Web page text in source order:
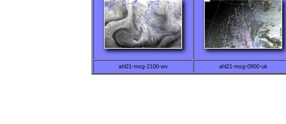
ahl21-msg-2100-wv ahl21-msg-0900-uk